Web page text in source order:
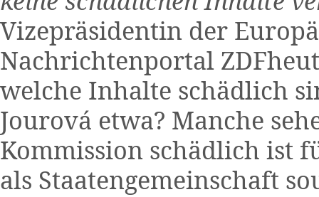
Vizepräsidentin der
Nachrichtenportal
welche Inhalte schädlich
Jourová etwa? Manche
Kommission schädlich ist
als Staatengemeinschaft